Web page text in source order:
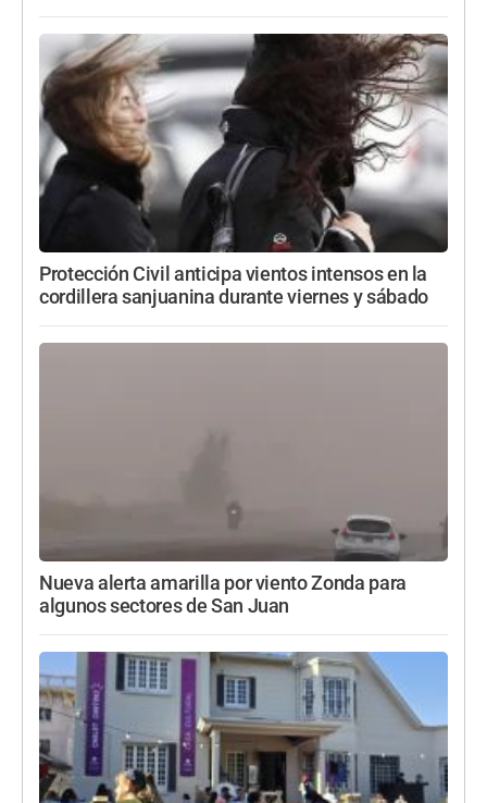
Protección Civil anticipa vientos intensos en la
cordillera sanjuanina durante viernes y sábado
Nueva alerta amarilla por viento Zonda para
algunos sectores de San Juan